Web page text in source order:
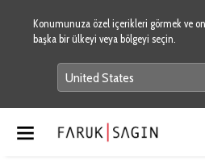
Konumunuza özel içerikleri görmek ve
başka bir ülkeyi veya bölgeyi seçin.